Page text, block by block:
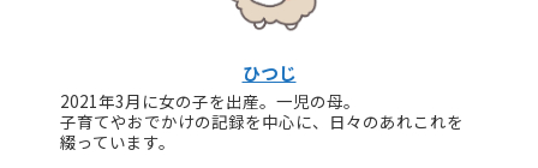
ひつじ
2021年3月に女の子を出産。一児の母。
子育てやおでかけの記録を中心に、日々のあれこれを
綴っています。